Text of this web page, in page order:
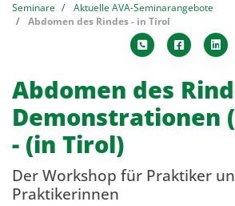
Seminare
Aktuelle AVA-Seminarangebote
Abdomen des Rindes - in Tirol
Abdomen des
Demonstrationen
- (in Tirol)
Der Workshop für Praktiker
Praktikerinnen